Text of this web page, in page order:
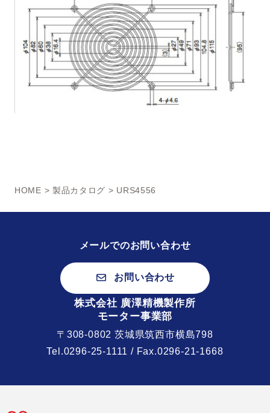
HOME > 製品カタログ > URS4556
メールでのお問い合わせ
お問い合わせ
株式会社 廣澤精機製作所
モーター事業部
〒308-0802 茨城県筑西市横島798
Tel.0296-25-1111 / Fax.0296-21-1668